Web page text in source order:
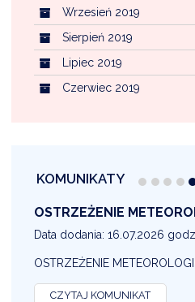
Wrzesień 2019
Sierpień 2019
Lipiec 2019
Czerwiec 2019
KOMUNIKATY
OSTRZEŻENIE
Data dodania: 16.07.2026
OSTRZEŻENIE
CZYTAJ KOMUNIKAT